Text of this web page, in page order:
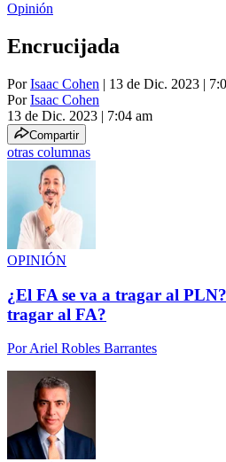
Opinión
Encrucijada
PorIsaac Cohen | 13 de Dic. 2023 |
PorIsaac Cohen
13 de Dic. 2023 | 7:04 am
Compartir
otras columnas
OPINIÓN
¿El FA se va a tragar al
tragar al FA?
PorAriel Robles Barrantes